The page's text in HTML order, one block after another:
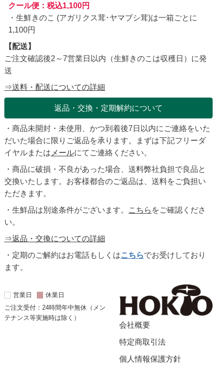
クール便：税込1,100円
・生鮮きのこ (アガリクス茸･ヤマブシ茸)は一箱ごとに
1,100円
【配送】
ご注文確認後2～7営業日以内（生鮮きのこは収穫日）に発
送
⇒送料・配送についての詳細
返品・交換・定期解約について
・商品未開封・未使用、かつ到着後7日以内にご連絡をいた
だいた場合に限りご返品を承ります。まずは下記フリーダ
イヤルまたは メールにてご連絡ください。
・商品に破損・不良があった場合、送料弊社負担で良品と
交換いたします。お客様都合のご返品は、送料をご負担い
ただきます。
・生鮮品は別途条件がございます。
こちら をご確認くださ
い。
⇒返品・交換についての詳細
・定期のご解約はお電話もしくはこちらでお受けしており
ます。
営業日
休業日
ご注文受付：24時間年中無休（メン
テナンス等実施時は除く）
会社概要
特定商取引法
個人情報保護方針